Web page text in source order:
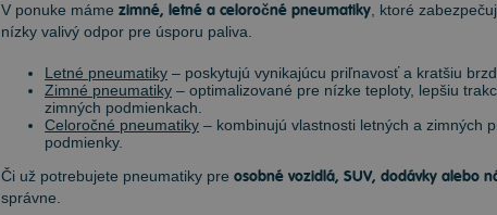
V ponuke máme zimné, letné a celoročné pneumatiky , ktoré
nízky valivý odpor pre úsporu paliva.
Letné pneumatiky – poskytujú vynikajúcu priľnavosť a kratšiu
Zimné pneumatiky – optimalizované pre nízke teploty, lepšiu
zimných podmienkach.
Celoročné pneumatiky – kombinujú vlastnosti letných a zimných
podmienky.
Či už potrebujete pneumatiky pre osobné vozidlá, SUV, dodávky alebo
správne.